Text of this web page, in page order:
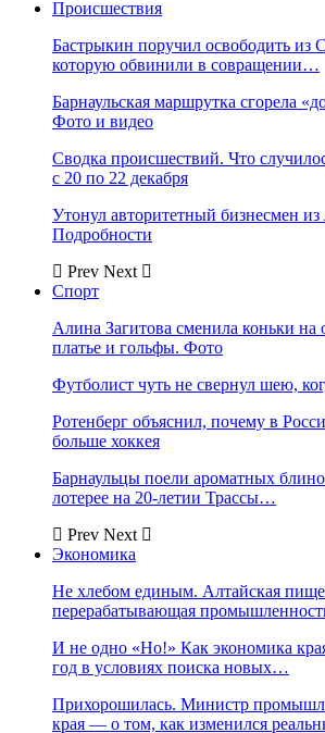
Происшествия
Бастрыкин поручил освободить из
которую обвинили в совращении…
Барнаульская маршрутка сгорела
Фото и видео
Сводка происшествий. Что
с 20 по 22 декабря
Утонул авторитетный бизнесмен из
Подробности
Prev Next
Спорт
Алина Загитова сменила коньки на
платье и гольфы. Фото
Футболист чуть не свернул шею,
Ротенберг объяснил, почему в
больше хоккея
Барнаульцы поели ароматных
лотерее на 20-летии Трассы…
Prev Next
Экономика
Не хлебом единым. Алтайская
перерабатывающая
И не одно «Но!» Как экономика
год в условиях поиска новых…
Прихорошилась. Министр
края — о том, как изменился